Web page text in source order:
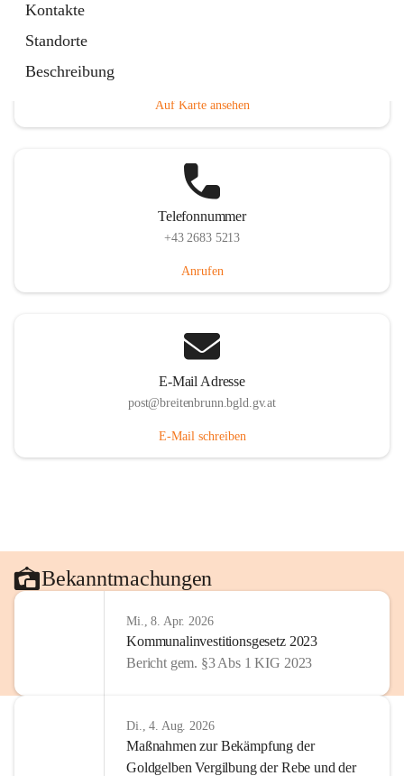
Kontakte
Standorte
Beschreibung
Auf Karte ansehen
Telefonnummer
+43 2683 5213
Anrufen
E-Mail Adresse
post@breitenbrunn.bgld.gv.at
E-Mail schreiben
Bekanntmachungen
Mi., 8. Apr. 2026
Kommunalinvestitionsgesetz 2023
Bericht gem. §3 Abs 1 KIG 2023
Di., 4. Aug. 2026
Maßnahmen zur Bekämpfung der
Goldgelben Vergilbung der Rebe und der